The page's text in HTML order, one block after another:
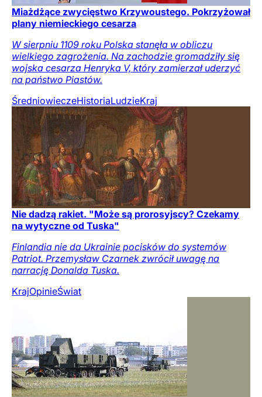
Miażdżące zwycięstwo Krzywoustego. Pokrzyżował
plany niemieckiego cesarza
W sierpniu 1109 roku Polska stanęła w obliczu
wielkiego zagrożenia. Na zachodzie gromadziły się
wojska cesarza Henryka V, który zamierzał uderzyć
na państwo Piastów.
ŚredniowieczeHistoriaLudzieKraj
Nie dadzą rakiet. "Może są prorosyjscy? Czekamy
na wytyczne od Tuska"
Finlandia nie da Ukrainie pocisków do systemów
Patriot. Przemysław Czarnek zwrócił uwagę na
narrację Donalda Tuska.
KrajOpinieŚwiat